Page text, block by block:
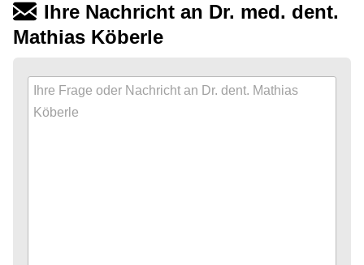
Ihre Nachricht an Dr. med. dent.
Mathias Köberle